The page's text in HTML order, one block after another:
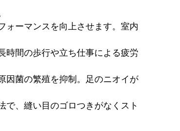
ォーマンスを向上させます。室内
時間の歩行や立ち仕事による疲労
因菌の繁殖を抑制。足のニオイが
で、縫い目のゴロつきがなくスト